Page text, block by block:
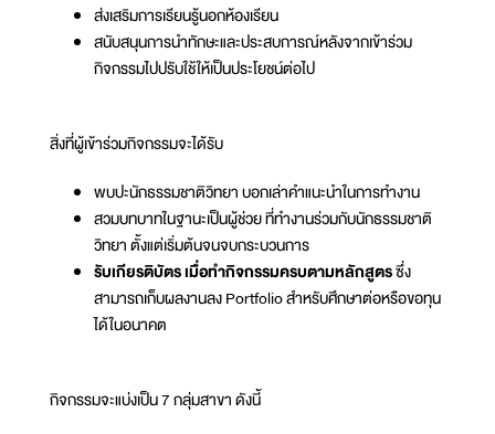
ส่งเสริมการเรียนรู้นอกห้องเรียน
สนับสนุนการนำทักษะและประสบการณ์หลังจากเข้าร่วม
กิจกรรมไปปรับใช้ให้เป็นประโยชน์ต่อไป
สิ่งที่ผู้เข้าร่วมกิจกรรมจะได้รับ
พบปะนักธรรมชาติวิทยา บอกเล่าคำแนะนำในการทำงาน
สวมบทบาทในฐานะเป็นผู้ช่วย ที่ทำงานร่วมกับนักธรรมชาติ
วิทยา ตั้งแต่เริ่มต้นจนจบกระบวนการ
รับเกียรติบัตร เมื่อทำกิจกรรมครบตามหลักสูตรซึ่ง
สามารถเก็บผลงานลง Portfolio สำหรับศึกษาต่อหรือขอทุน
ได้ในอนาคต
กิจกรรมจะแบ่งเป็น 7 กลุ่มสาขา ดังนี้